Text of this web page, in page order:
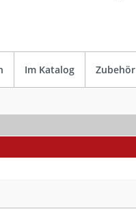
Im Katalog Zubehör